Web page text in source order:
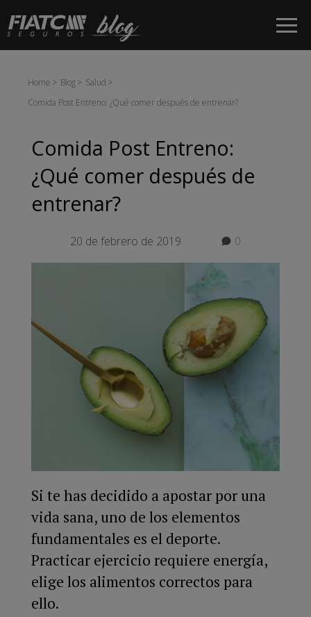
Saltar al contenido principal
Home Blog
Salud
Comida Post Entreno: ¿Qué comer después de entrenar?
Comida Post Entreno:
¿Qué comer después de
entrenar?
20 de febrero de 2019 0
Si te has decidido a apostar por una
vida sana, uno de los elementos
fundamentales es el deporte.
Practicar ejercicio requiere energía,
elige los alimentos correctos para
ello.